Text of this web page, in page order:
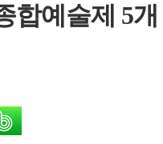
합예술제 5
리로 공유
오톡으로 공유